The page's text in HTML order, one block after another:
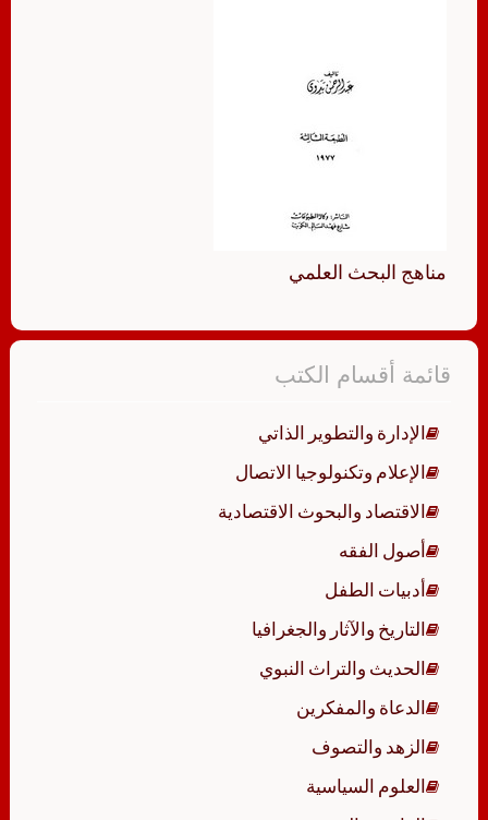
مناهج البحث العلمي
قائمة أقسام الكتب
الإدارة والتطوير الذاتي
الإعلام وتكنولوجيا الاتصال
الاقتصاد والبحوث الاقتصادية
أصول الفقه
أدبيات الطفل
التاريخ والآثار والجغرافيا
الحديث والتراث النبوي
الدعاة والمفكرين
الزهد والتصوف
العلوم السياسية